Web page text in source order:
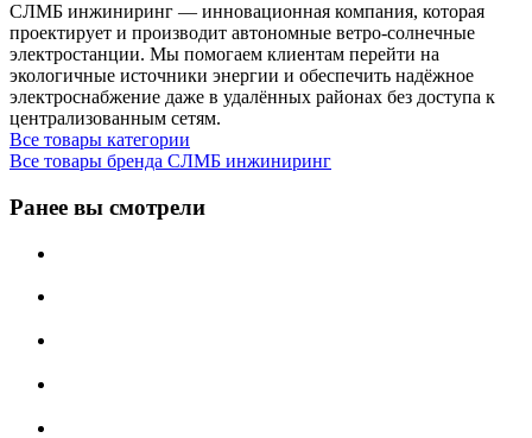
СЛМБ инжиниринг — инновационная компания, которая
проектирует и производит автономные ветро‑солнечные
электростанции. Мы помогаем клиентам перейти на
экологичные источники энергии и обеспечить надёжное
электроснабжение даже в удалённых районах без доступа к
централизованным сетям.
Все товары категории
Все товары бренда СЛМБ инжиниринг
Ранее вы смотрели